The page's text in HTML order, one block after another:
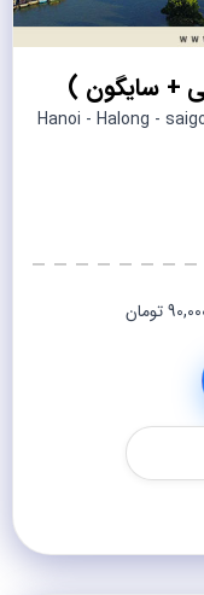
+ سایگون )
Hanoi - Halong -